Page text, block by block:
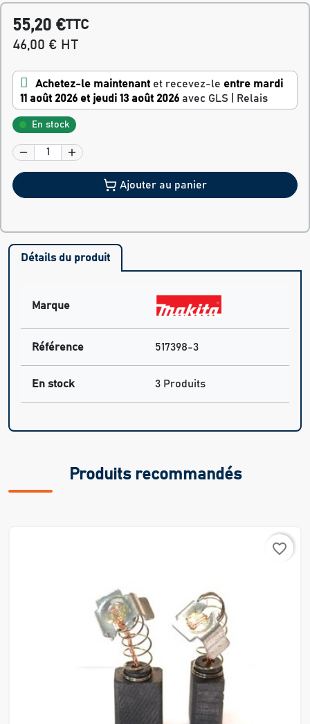
55,20 €TTC
46,00 € HT
Achetez-le maintenant et recevez-le entre mardi
11 août 2026 et jeudi 13 août 2026 avec GLS | Relais
En stock
Ajouter au panier
Détails du produit
Marque
Référence 517398-3
En stock 3 Produits
Produits recommandés
favorite_border